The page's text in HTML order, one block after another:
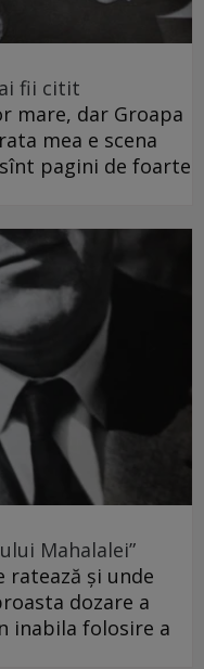
fii citit
mare, dar Groapa
mea e scena
pagini de foarte
Mahalalei”
ratează și unde
dozare a
inabila folosire a